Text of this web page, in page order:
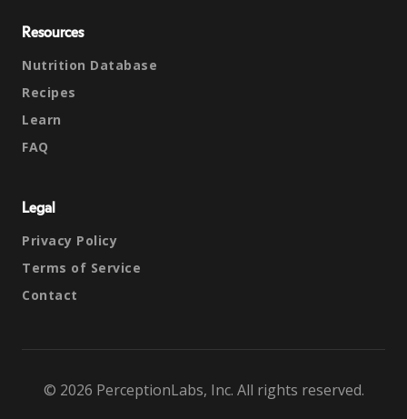
Resources
Nutrition Database
Recipes
Learn
FAQ
Legal
Privacy Policy
Terms of Service
Contact
© 2026 PerceptionLabs, Inc. All rights reserved.